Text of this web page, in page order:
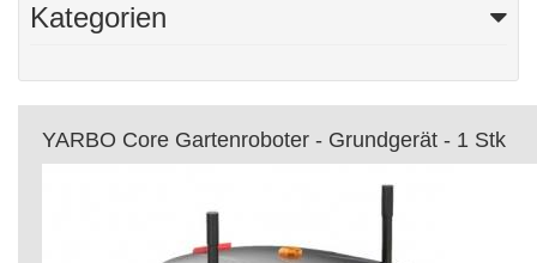
Kategorien
YARBO Core Gartenroboter - Grundgerät - 1 Stk